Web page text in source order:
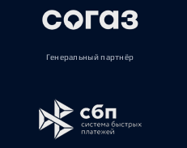
Генеральный партнёр